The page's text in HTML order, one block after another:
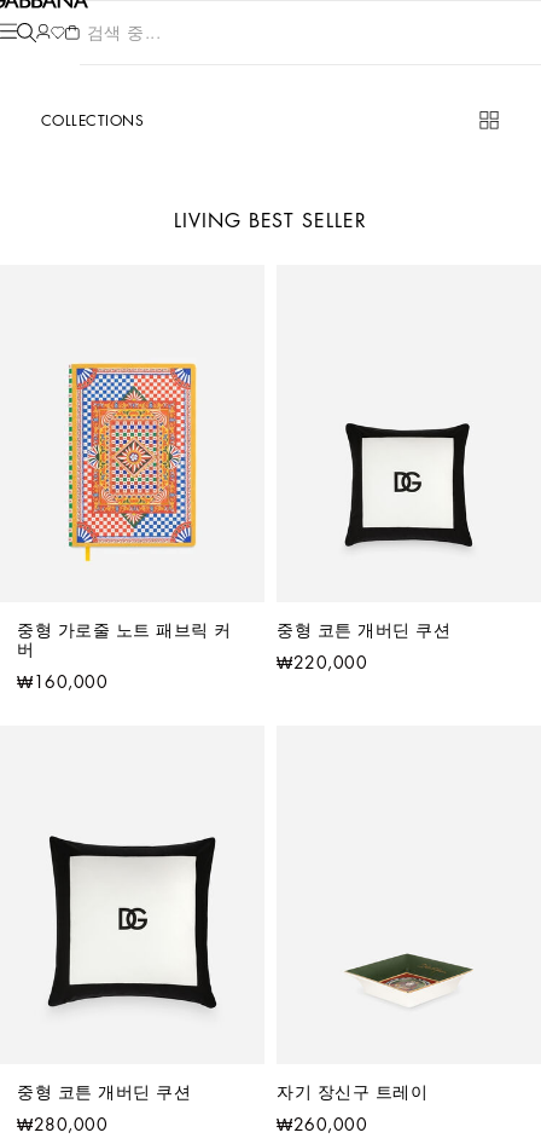
제품 검색 중...
COLLECTIONS
LIVING BEST SELLER
중형 가로줄 노트 패브릭 커
버
₩160,000
중형 코튼 개버딘 쿠션
₩220,000
중형 코튼 개버딘 쿠션
₩280,000
자기 장신구 트레이
₩260,000